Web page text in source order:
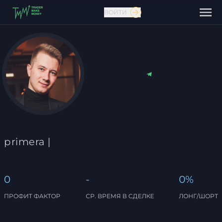
Связаться с нами
ВОЙТИ
primera |
0
ПРОФИТ ФАКТОР
-
СР. ВРЕМЯ В СДЕЛКЕ
0%
ЛОНГ/ШОРТ